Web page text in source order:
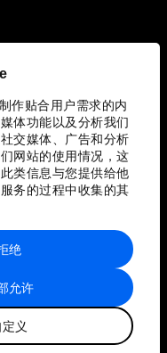
作贴合用户需求的内
体功能以及分析我们
交媒体、广告和分析
网站的使用情况，这
类信息与您提供给他
务的过程中收集的其
允许
定义
绝
论坛